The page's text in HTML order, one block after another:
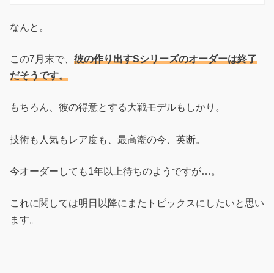
なんと。
この7月末で、 彼の作り出すSシリーズのオーダーは終了
だそうです。
もちろん、彼の得意とする大戦モデルもしかり。
技術も人気もレア度も、最高潮の今、英断。
今オーダーしても1年以上待ちのようですが…。
これに関しては明日以降にまたトピックスにしたいと思い
ます。